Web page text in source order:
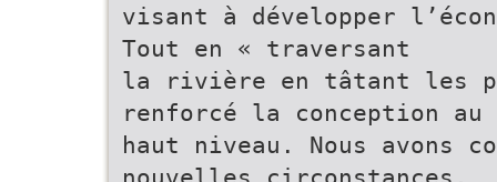
visant à développer
Tout en « traversant
la rivière en tâtant les
renforcé la conception au
haut niveau. Nous avons